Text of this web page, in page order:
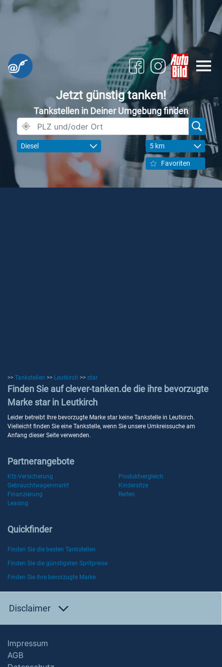
Jetzt günstig tanken!
Tankstellen in Deiner Umgebung finden
Diesel 5 km
Favoriten
>> Tankstellen >> Leutkirch >> star
Finden Sie auf clever-tanken.de die ihre bevorzugte
Marke star in Leutkirch
Leider betreibt Ihre bevorzugte Marke star keine Tankstelle in Leutkirch.
Vielleicht finden Sie eine Tankstelle, wenn Sie unsere Umkreissuche am
Anfang dieser Seite verwenden.
Partnerangebote
Kfz-Versicherung
Produktvergleich
Gebrauchtwagenmarkt
Kindersitze
Finanzierung
Reifen
Leasing
Quickfinder
Finden Sie die besten Tankstellen
Finden Sie die günstigsten Spritpreise
Finden Sie Ihre bevorzugte Marke
Disclaimer
Impressum
AGB